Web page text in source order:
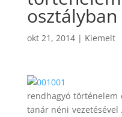
osztályban
okt 21, 2014| Kiemelt
rendhagyó történelem
tanár néni vezetésével